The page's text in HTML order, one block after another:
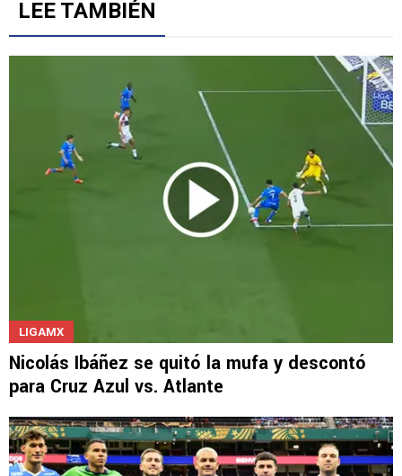
LEE TAMBIÉN
LIGAMX
Nicolás Ibáñez se quitó la mufa y descontó
para Cruz Azul vs. Atlante